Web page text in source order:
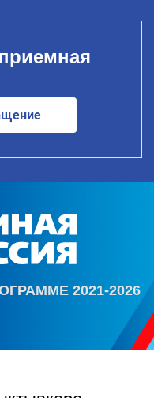
2021-2026